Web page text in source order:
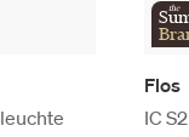
the
Flos
IC